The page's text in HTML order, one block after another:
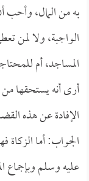
به من المال، وأحب
الواجبة، ولا لمن
المساجد، أم
أرى أنه يستحقها
الإفادة عن هذه
الجواب: أما
عليه وسلم وبإجماع